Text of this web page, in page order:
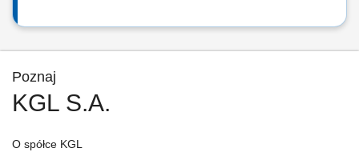
Poznaj
KGL S.A.
O spółce KGL